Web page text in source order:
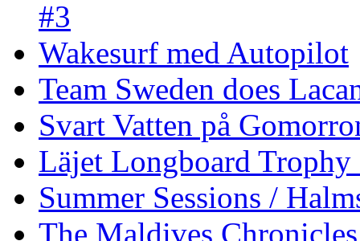
#3
Wakesurf med Autopilot
Team Sweden does
Svart Vatten på
Läjet Longboard
Summer Sessions /
The Maldives